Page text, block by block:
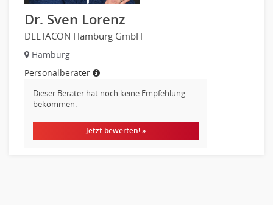
Privatkundengeschäft
Mathematik, Produkt, Statistik
Versicherung: Sachbearbeitung
Zahlungsverkehr
Ausbilder
Berufsschule
Erwachsenenbildung
Erzieher
Kindergarten, KiTa, Vorschule
Dr. Sven Lorenz
DELTACON Hamburg GmbH
Hamburg
Personalberater
Dieser Berater hat noch keine Empfehlung
bekommen.
Jetzt bewerten! »